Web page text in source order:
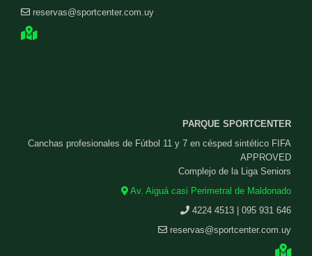
reservas@sportcenter.com.uy
PARQUE SPORTCENTER
Canchas profesionales de Fútbol 11 y 7 en césped sintético FIFA
APPROVED
Complejo de la Liga Seniors
Av. Aiguá casi Perimetral de Maldonado
4224 4513 | 095 931 646
reservas@sportcenter.com.uy